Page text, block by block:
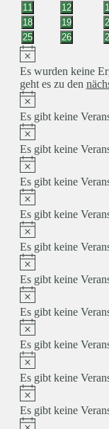
Veranstaltungen
0
Veranstaltungen
11
012
0
0
Veranstaltungen
18
019
0
0
Veranstaltungen
25
0
26
0
Hinweis
Es wurden keine
geht es zu den
Hinweis
Es gibt keine
Hinweis
Es gibt keine
Hinweis
Es gibt keine
Hinweis
Es gibt keine
Hinweis
Es gibt keine
Hinweis
Es gibt keine
Hinweis
Es gibt keine
Hinweis
Es gibt keine
Hinweis
Es gibt keine
Hinweis
Es gibt keine
Hinweis